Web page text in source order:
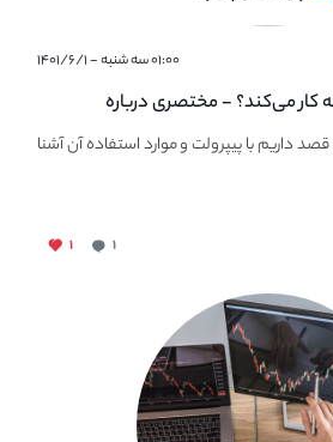
۰۱:۰۰ سه شنبه - ۱۴۰۱/۶/۱
کار می‌کند؟ - مختصری درباره
داریم با پیپر‌ولت و موارد استفاده آن آشنا
۱ ۱